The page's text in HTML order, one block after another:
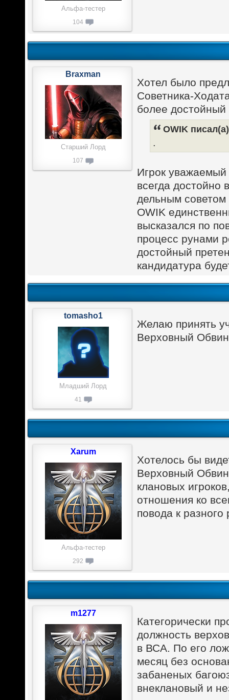
Альфа-тестер
104
Хотел было
Советника-
более достойный
OWIK
.
Игрок
всегда достойно
дельным советом
OWIK
высказался по
процесс рунами
достойный
кандидатура
Braxman
Старший Лорд
107
Желаю принять
Верховный
tomasho1
Младший Лорд
41
Хотелось бы
Верховный
клановых
отношения ко
повода к
Xarum
Альфа-тестер
292
Категорически
должность
в ВСА. По его
месяц без
забаненых
внеклановый и
m1277